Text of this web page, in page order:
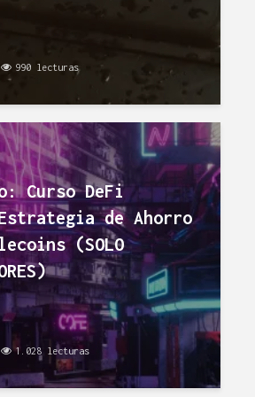
990 lecturas
Curso DeFi
de Ahorro
(SOLO
1.028 lecturas